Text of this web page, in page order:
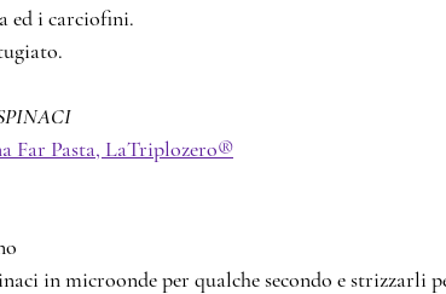
ed i carciofini.
Far Pasta, LaTriplozero®
in microonde per qualche secondo e strizzarli